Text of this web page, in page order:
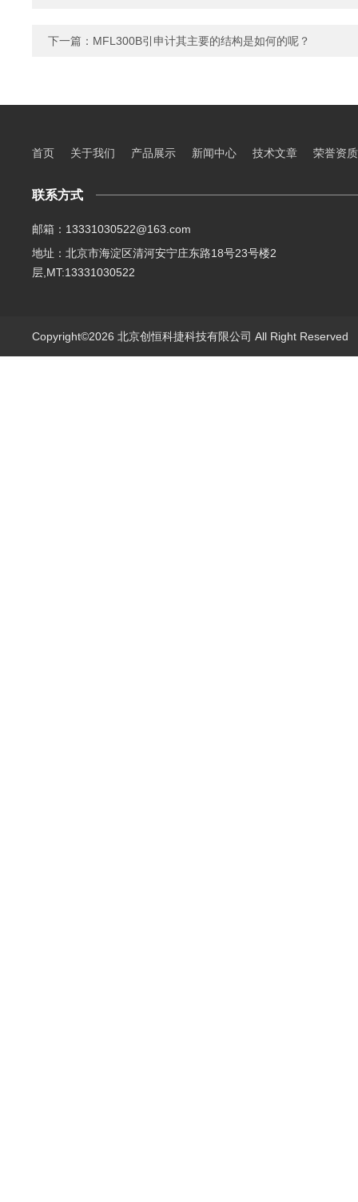
下一篇： MFL300B引申计其主要的结构是如何的呢？
首页 关于我们 产品展示 新闻中心 技术文章 荣誉资质
联系方式
邮箱：13331030522@163.com
地址：北京市海淀区清河安宁庄东路18号23号楼2
层,MT:13331030522
Copyright©2026 北京创恒科捷科技有限公司 All Right